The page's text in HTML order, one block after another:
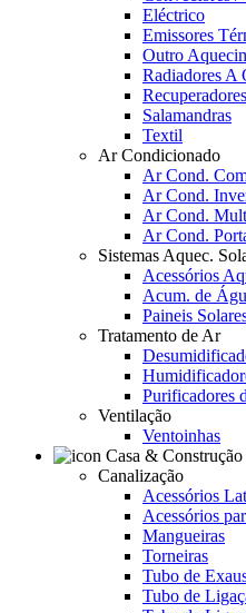
Eléctrico
Emissores
Outro
Radiadores A
Recuperadores
Salamandras
Textil
Ar Condicionado
Ar Cond.
Ar Cond.
Ar Cond.
Ar Cond.
Sistemas Aquec.
Acessórios
Acum. de
Paineis
Tratamento de Ar
Purificadores
Ventilação
Ventoinhas
Canalização
Acessórios
Acessórios
Mangueiras
Torneiras
Tubo de
Tubo de